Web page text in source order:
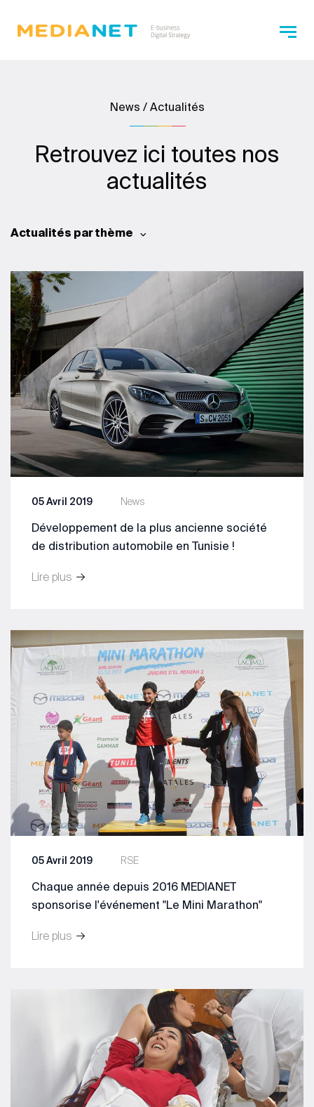
News / Actualités
Retrouvez ici toutes nos
actualités
Actualités par thème
News
05 Avril 2019
Développement de la plus ancienne société
de distribution automobile en Tunisie !
Lire plus
RSE
05 Avril 2019
Chaque année depuis 2016 MEDIANET
sponsorise l'événement "Le Mini Marathon"
Lire plus